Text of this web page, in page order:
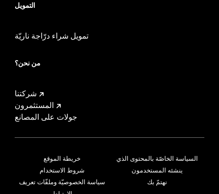
التمويل
تمويل شراء درّاجة ناريّة
من نحن؟
شركتنا
المستثمرون
جولات على المصانع
خريطة الموقع
شروط الاستخدام
سياسة الخصوصيّة وملفّات تعريف
السياسة الخاصّة بالمحتوى الذي
ينشئه المستخدمون
نهتمّ بك